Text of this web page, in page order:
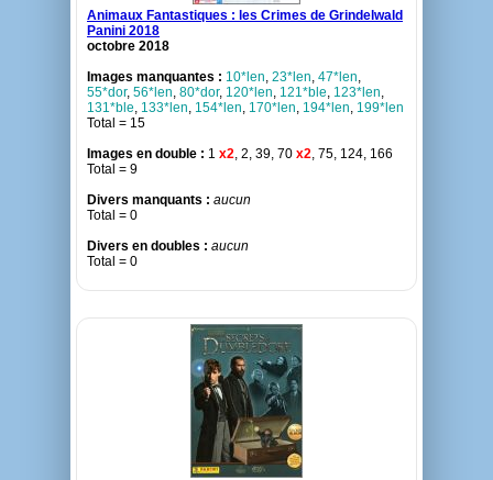
Animaux Fantastiques : les Crimes de Grindelwald
Panini 2018
octobre 2018
Images manquantes : 10*len, 23*len, 47*len,
55*dor, 56*len, 80*dor, 120*len, 121*ble, 123*len,
131*ble, 133*len, 154*len, 170*len, 194*len, 199*len
Total = 15
Images en double : 1 x2, 2, 39, 70 x2, 75, 124, 166
Total = 9
Divers manquants : aucun
Total = 0
Divers en doubles : aucun
Total = 0